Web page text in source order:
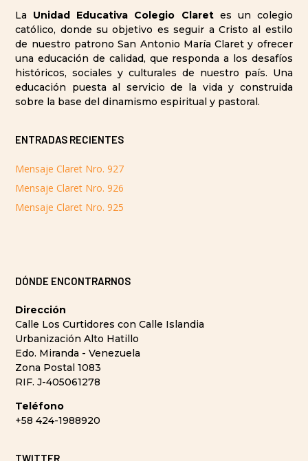
La Unidad Educativa Colegio Claretes un colegio
católico, donde su objetivo es seguir a Cristo al estilo
de nuestro patrono San Antonio María Claret y ofrecer
una educación de calidad, que responda a los desafíos
históricos, sociales y culturales de nuestro país. Una
educación puesta al servicio de la vida y construida
sobre la base del dinamismo espiritual y pastoral.
ENTRADAS RECIENTES
Mensaje Claret Nro. 927
Mensaje Claret Nro. 926
Mensaje Claret Nro. 925
DÓNDE ENCONTRARNOS
Dirección
Calle Los Curtidores con Calle Islandia
Urbanización Alto Hatillo
Edo. Miranda - Venezuela
Zona Postal 1083
RIF. J-405061278
Teléfono
+58 424-1988920
TWITTER